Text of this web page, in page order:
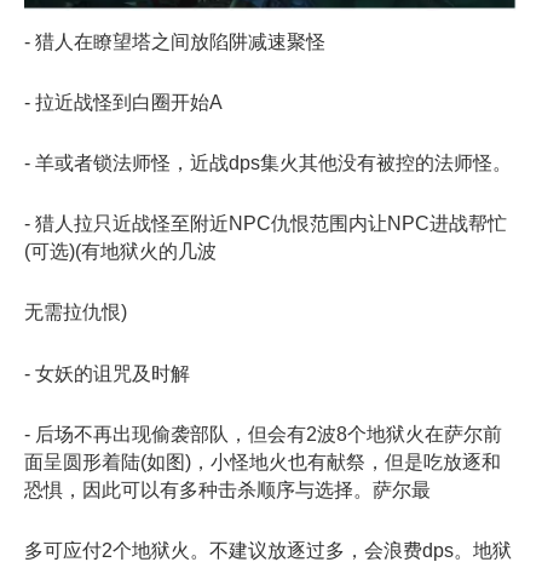
- 猎人在瞭望塔之间放陷阱减速聚怪
- 拉近战怪到白圈开始A
- 羊或者锁法师怪，近战dps集火其他没有被控的法师怪。
- 猎人拉只近战怪至附近NPC仇恨范围内让NPC进战帮忙
(可选)(有地狱火的几波
无需拉仇恨)
- 女妖的诅咒及时解
- 后场不再出现偷袭部队，但会有2波8个地狱火在萨尔前
面呈圆形着陆(如图)，小怪地火也有献祭，但是吃放逐和
恐惧，因此可以有多种击杀顺序与选择。萨尔最
多可应付2个地狱火。不建议放逐过多，会浪费dps。地狱